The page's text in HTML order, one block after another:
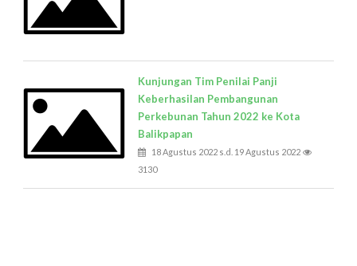
Kunjungan Tim Penilai Panji
Keberhasilan Pembangunan
Perkebunan Tahun 2022 ke Kota
Balikpapan
18 Agustus 2022 s.d. 19 Agustus 2022
3130